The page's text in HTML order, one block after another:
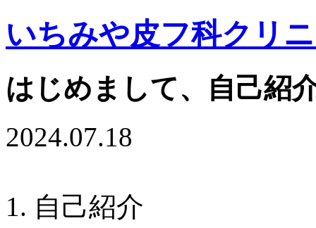
いちみや皮フ科クリ
はじめまして、自己紹
2024.07.18
自己紹介